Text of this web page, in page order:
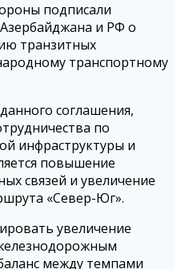
подписали
и РФ о
транзитных
транспортному
соглашения,
по
инфраструктуры и
повышение
связей и увеличение
«Север-Юг».
увеличение
между темпами